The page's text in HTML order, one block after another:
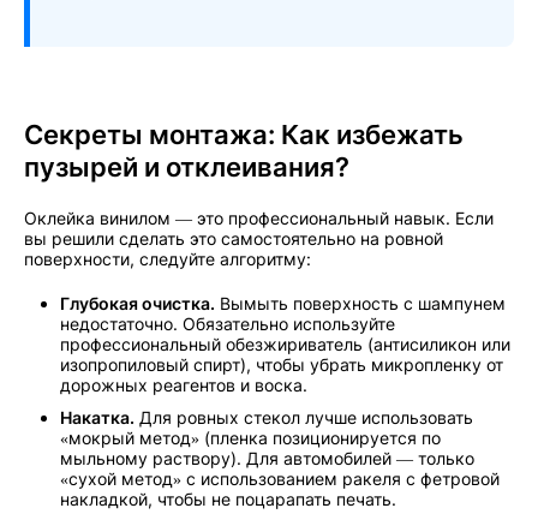
Секреты монтажа: Как избежать
пузырей и отклеивания?
Оклейка винилом — это профессиональный навык. Если
вы решили сделать это самостоятельно на ровной
поверхности, следуйте алгоритму:
Глубокая очистка. Вымыть поверхность с шампунем
недостаточно. Обязательно используйте
профессиональный обезжириватель (антисиликон или
изопропиловый спирт), чтобы убрать микропленку от
дорожных реагентов и воска.
Накатка. Для ровных стекол лучше использовать
«мокрый метод» (пленка позиционируется по
мыльному раствору). Для автомобилей — только
«сухой метод» с использованием ракеля с фетровой
накладкой, чтобы не поцарапать печать.